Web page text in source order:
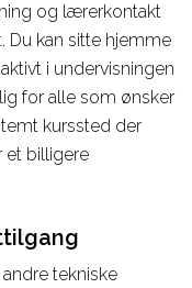
og lærerkontakt
Du kan sitte hjemme
i undervisningen
for alle som ønsker
kurssted der
et billigere
tekniske